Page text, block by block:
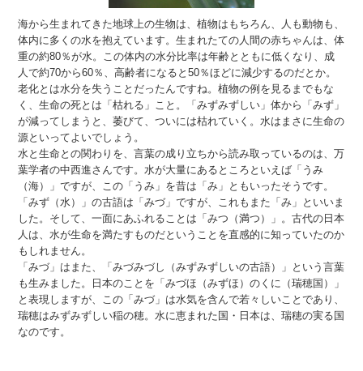
海から生まれてきた地球上の生物は、植物はもちろん、人も動物も、
体内に多くの水を抱えています。生まれたての人間の赤ちゃんは、体
重の約80％が水。この体内の水分比率は年齢とともに低くなり、成
人で約70から60％、高齢者になると50％ほどに減少するのだとか。
老化とは水分を失うことだったんですね。植物の例を見るまでもな
く、生命の死とは「枯れる」こと。「みずみずしい」体から「みず」
が減ってしまうと、萎びて、ついには枯れていく。水はまさに生命の
源といってよいでしょう。
水と生命との関わりを、言葉の成り立ちから読み取っているのは、万
葉学者の中西進さんです。水が大量にあるところといえば「うみ
（海）」ですが、この「うみ」を昔は「み」ともいったそうです。
「みず（水）」の古語は「みづ」ですが、これもまた「み」といいま
した。そして、一面にあふれることは「みつ（満つ）」。古代の日本
人は、水が生命を満たすものだということを直感的に知っていたのか
もしれません。
「みづ」はまた、「みづみづし（みずみずしいの古語）」という言葉
も生みました。日本のことを「みづほ（みずほ）のくに（瑞穂国）」
と表現しますが、この「みづ」は水気を含んで若々しいことであり、
瑞穂はみずみずしい稲の穂。水に恵まれた国・日本は、瑞穂の実る国
なのです。